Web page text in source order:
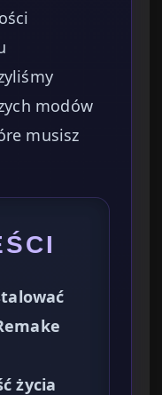
modów
musisz
życia